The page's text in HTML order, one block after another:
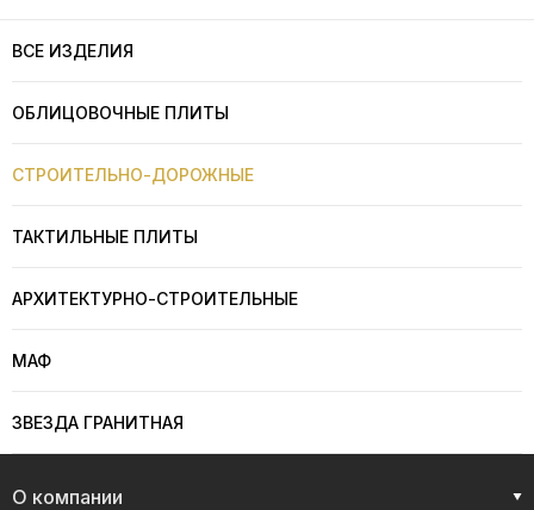
ВСЕ ИЗДЕЛИЯ
ОБЛИЦОВОЧНЫЕ ПЛИТЫ
СТРОИТЕЛЬНО-ДОРОЖНЫЕ
ТАКТИЛЬНЫЕ ПЛИТЫ
АРХИТЕКТУРНО-СТРОИТЕЛЬНЫЕ
МАФ
ЗВЕЗДА ГРАНИТНАЯ
О компании